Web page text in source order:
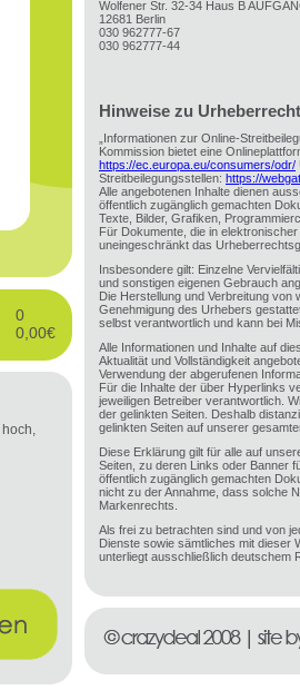
Wolfener Str. 32-34 Haus B
12681 Berlin
030 962777-67
030 962777-44
Hinweise zu
„Informationen zur Online-
Kommission bietet eine
https://ec.europa.eu/consumers/odr/
Streitbeilegungsstellen: https://
Alle angebotenen Inhalte dienen
öffentlich zugänglich gemachten
Texte, Bilder, Grafiken,
Für Dokumente, die in
uneingeschränkt das
Insbesondere gilt: Einzelne
und sonstigen eigenen Gebrauch
Die Herstellung und Verbreitung
Genehmigung des Urhebers
selbst verantwortlich und kann bei
Alle Informationen und Inhalte auf
Aktualität und Vollständigkeit
Verwendung der abgerufenen
Für die Inhalte der über Hyperlinks
jeweiligen Betreiber verantwortlich.
der gelinkten Seiten. Deshalb
gelinkten Seiten auf unserer
Diese Erklärung gilt für alle auf
Seiten, zu deren Links oder Banner
öffentlich zugänglich gemachten
nicht zu der Annahme, dass solche
Markenrechts.
Als frei zu betrachten sind und von
Dienste sowie sämtliches mit dieser
unterliegt ausschließlich deutschem
0
0,00€
hoch,